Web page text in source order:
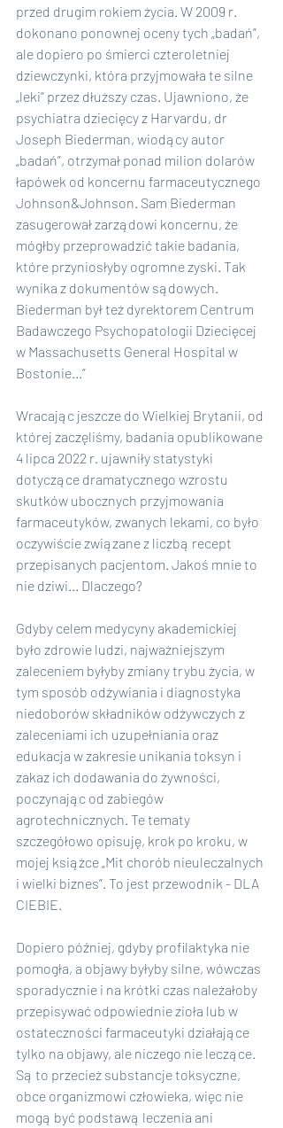
przed drugim rokiem życia. W 2009 r.
dokonano ponownej oceny tych „badań”,
ale dopiero po śmierci czteroletniej
dziewczynki, która przyjmowała te silne
„leki” przez dłuższy czas. Ujawniono, że
psychiatra dziecięcy z Harvardu, dr
Joseph Biederman, wiodący autor
„badań”, otrzymał ponad milion dolarów
łapówek od koncernu farmaceutycznego
Johnson&Johnson. Sam Biederman
zasugerował zarządowi koncernu, że
mógłby przeprowadzić takie badania,
które przyniosłyby ogromne zyski. Tak
wynika z dokumentów sądowych.
Biederman był też dyrektorem Centrum
Badawczego Psychopatologii Dziecięcej
w Massachusetts General Hospital w
Bostonie...”
Wracając jeszcze do Wielkiej Brytanii, od
której zaczęliśmy, badania opublikowane
4 lipca 2022 r. ujawniły statystyki
dotyczące dramatycznego wzrostu
skutków ubocznych przyjmowania
farmaceutyków, zwanych lekami, co było
oczywiście związane z liczbą recept
przepisanych pacjentom. Jakoś mnie to
nie dziwi... Dlaczego?
Gdyby celem medycyny akademickiej
było zdrowie ludzi, najważniejszym
zaleceniem byłyby zmiany trybu życia, w
tym sposób odżywiania i diagnostyka
niedoborów składników odżywczych z
zaleceniami ich uzupełniania oraz
edukacja w zakresie unikania toksyn i
zakaz ich dodawania do żywności,
poczynając od zabiegów
agrotechnicznych. Te tematy
szczegółowo opisuję, krok po kroku, w
mojej książce „Mit chorób nieuleczalnych
i wielki biznes”. To jest przewodnik - DLA
CIEBIE.
Dopiero później, gdyby profilaktyka nie
pomogła, a objawy byłyby silne, wówczas
sporadycznie i na krótki czas należałoby
przepisywać odpowiednie zioła lub w
ostateczności farmaceutyki działające
tylko na objawy, ale niczego nie leczące.
Są to przecież substancje toksyczne,
obce organizmowi człowieka, więc nie
mogą być podstawą leczenia ani